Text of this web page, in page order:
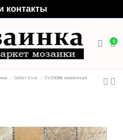
контакты
0
Colori Viva
CV20086 каменная